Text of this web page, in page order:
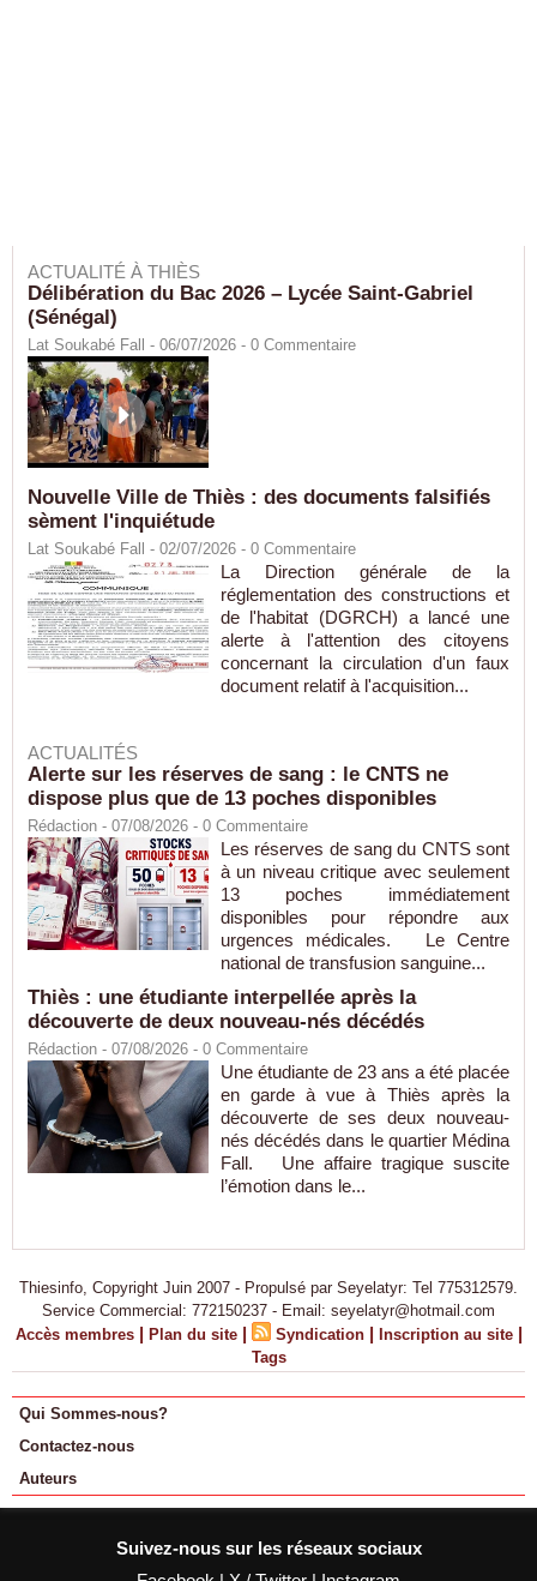
ACTUALITÉ À THIÈS
Délibération du Bac 2026 – Lycée Saint-Gabriel
(Sénégal)
Lat Soukabé Fall - 06/07/2026 - 0 Commentaire
Nouvelle Ville de Thiès : des documents falsifiés
sèment l'inquiétude
Lat Soukabé Fall - 02/07/2026 - 0 Commentaire
La Direction générale de la
réglementation des constructions et
de l'habitat (DGRCH) a lancé une
alerte à l'attention des citoyens
concernant la circulation d'un faux
document relatif à l'acquisition...
ACTUALITÉS
Alerte sur les réserves de sang : le CNTS ne
dispose plus que de 13 poches disponibles
Rédaction - 07/08/2026 - 0 Commentaire
Les réserves de sang du CNTS sont
à un niveau critique avec seulement
13 poches immédiatement
disponibles pour répondre aux
urgences médicales. Le Centre
national de transfusion sanguine...
Thiès : une étudiante interpellée après la
découverte de deux nouveau-nés décédés
Rédaction - 07/08/2026 - 0 Commentaire
Une étudiante de 23 ans a été placée
en garde à vue à Thiès après la
découverte de ses deux nouveau-
nés décédés dans le quartier Médina
Fall. Une affaire tragique suscite
l’émotion dans le...
Thiesinfo, Copyright Juin 2007 - Propulsé par Seyelatyr: Tel 775312579.
Service Commercial: 772150237 - Email: seyelatyr@hotmail.com
Accès membres | Plan du site | Syndication | Inscription au site |
Tags
Qui Sommes-nous?
Contactez-nous
Auteurs
Suivez-nous sur les réseaux sociaux